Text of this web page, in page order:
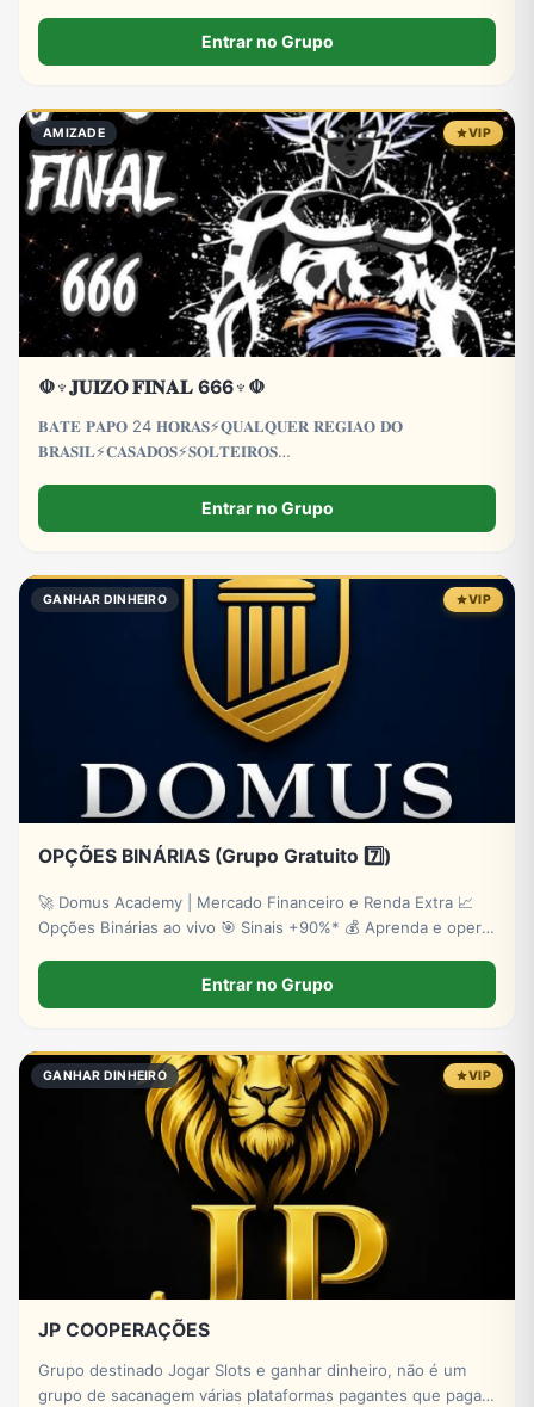
Entrar no Grupo
AMIZADE VIP
☫♆𝐉𝐔𝐈𝐙𝐎 𝐅𝐈𝐍𝐀𝐋 666♆☫
𝐁𝐀𝐓𝐄 𝐏𝐀𝐏𝐎 24 𝐇𝐎𝐑𝐀𝐒⚡𝐐𝐔𝐀𝐋𝐐𝐔𝐄𝐑 𝐑𝐄𝐆𝐈𝐀𝐎 𝐃𝐎
𝐁𝐑𝐀𝐒𝐈𝐋⚡𝐂𝐀𝐒𝐀𝐃𝐎𝐒⚡𝐒𝐎𝐋𝐓𝐄𝐈𝐑𝐎𝐒
𝐀𝐕𝐎𝐍𝐓𝐀𝐃𝐄⚡𝐏𝐑𝐎𝐈𝐁𝐈𝐃𝐎 𝐌𝐄𝐍𝐎𝐑𝐄𝐒 𝐃𝐄 18 𝐀𝐍𝐎𝐒
Entrar no Grupo
GANHAR DINHEIRO VIP
OPÇÕES BINÁRIAS (Grupo Gratuito 7️⃣)
🚀 Domus Academy | Mercado Financeiro e Renda Extra 📈
Opções Binárias ao vivo 🎯 Sinais +90%* 💰 Aprenda e opere
Entrar no Grupo
GANHAR DINHEIRO VIP
JP COOPERAÇÕES
Grupo destinado Jogar Slots e ganhar dinheiro, não é um
grupo de sacanagem várias plataformas pagantes que pagam